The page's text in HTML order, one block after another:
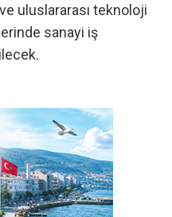
uluslararası teknoloji
sanayi iş